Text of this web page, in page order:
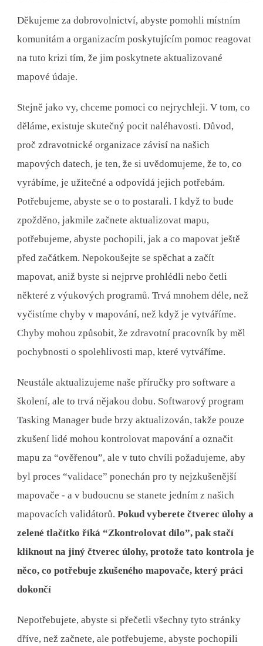
Děkujeme za dobrovolnictví, abyste pomohli místním
komunitám a organizacím poskytujícím pomoc reagovat
na tuto krizi tím, že jim poskytnete aktualizované
mapové údaje.
Stejně jako vy, chceme pomoci co nejrychleji. V tom, co
děláme, existuje skutečný pocit naléhavosti. Důvod,
proč zdravotnické organizace závisí na našich
mapových datech, je ten, že si uvědomujeme, že to, co
vyrábíme, je užitečné a odpovídá jejich potřebám.
Potřebujeme, abyste se o to postarali. I když to bude
zpožděno, jakmile začnete aktualizovat mapu,
potřebujeme, abyste pochopili, jak a co mapovat ještě
před začátkem. Nepokoušejte se spěchat a začít
mapovat, aniž byste si nejprve prohlédli nebo četli
některé z výukových programů. Trvá mnohem déle, než
vyčistíme chyby v mapování, než když je vytváříme.
Chyby mohou způsobit, že zdravotní pracovník by měl
pochybnosti o spolehlivosti map, které vytváříme.
Neustále aktualizujeme naše příručky pro software a
školení, ale to trvá nějakou dobu. Softwarový program
Tasking Manager bude brzy aktualizován, takže pouze
zkušení lidé mohou kontrolovat mapování a označit
mapu za “ověřenou”, ale v tuto chvíli požadujeme, aby
byl proces “validace” ponechán pro ty nejzkušenější
mapovače - a v budoucnu se stanete jedním z našich
mapovacích validátorů.Pokud vyberete čtverec úlohy a
zelené tlačítko říká “Zkontrolovat dílo”, pak stačí
kliknout na jiný čtverec úlohy, protože tato kontrola je
něco, co potřebuje zkušeného mapovače, který práci
dokončí
Nepotřebujete, abyste si přečetli všechny tyto stránky
dříve, než začnete, ale potřebujeme, abyste pochopili